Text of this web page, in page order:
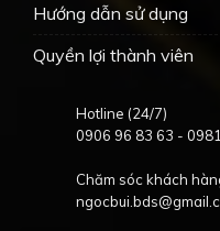
Hướng dẫn sử dụng
Quyền lợi thành viên
Hotline (24/7)
0906 96 83 63 -
Chăm sóc khách